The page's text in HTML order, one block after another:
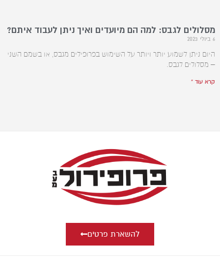
מסלולים לגבס: למה הם מיועדים ואיך ניתן לעבוד איתם?
6 ביולי 2023
היום ניתן לשמוע יותר ויותר על השימוש בפרופילים מגבס, או בשמם השני
– מסלולים לגבס.
קרא עוד »
להשארת פרטים